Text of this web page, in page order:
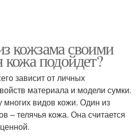
кожзама своими
подойдет?
зависит от личных
материала и модели сумки.
многих видов кожи. Один из
– телячья кожа. Она считается